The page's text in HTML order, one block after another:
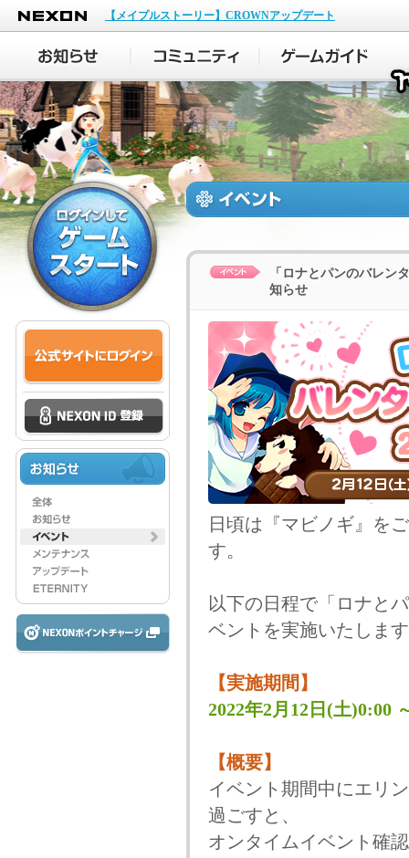
NEXON
【メイプルストーリー】CROWNアップデート
「ロナとパンのバレン
知らせ
日頃は『マビノギ』を
す。
以下の日程で「ロナと
ベントを実施いたしま
【実施期間】
2022年2月12日(土)0:00
【概要】
イベント期間中にエリ
過ごすと、
オンタイムイベント確